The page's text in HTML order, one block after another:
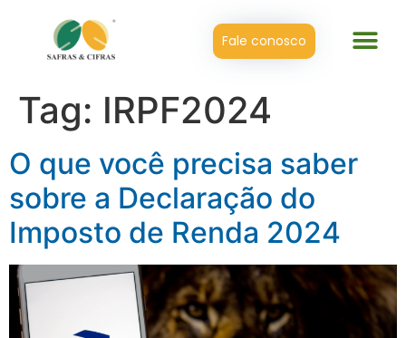
Fale conosco
Tag: IRPF2024
O que você precisa saber
sobre a Declaração do
Imposto de Renda 2024